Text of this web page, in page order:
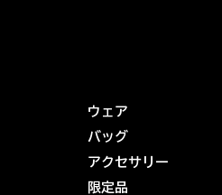
ウェア
バッグ
アクセサリー
限定品